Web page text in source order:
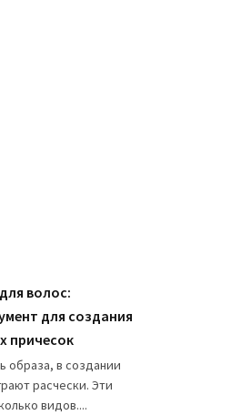
волос:
для создания
причесок
образа, в создании
расчески. Эти
видов....